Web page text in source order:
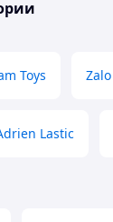
Toys Zalo
Lastic